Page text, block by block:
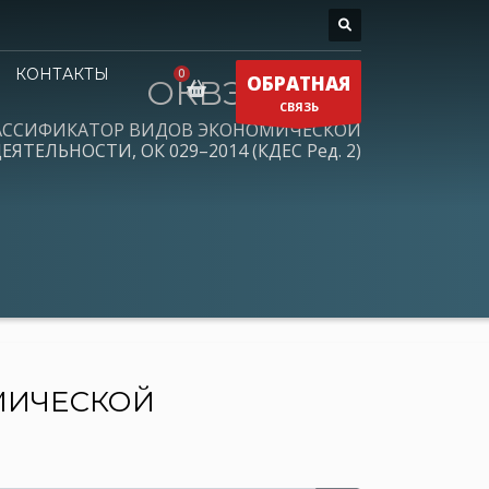
КОНТАКТЫ
ОБРАТНАЯ
СВЯЗЬ
ОКВЭД 2026
ВИДОВ ЭКОНОМИЧЕСКОЙ
ОК 029–2014 (КДЕС Ред. 2)